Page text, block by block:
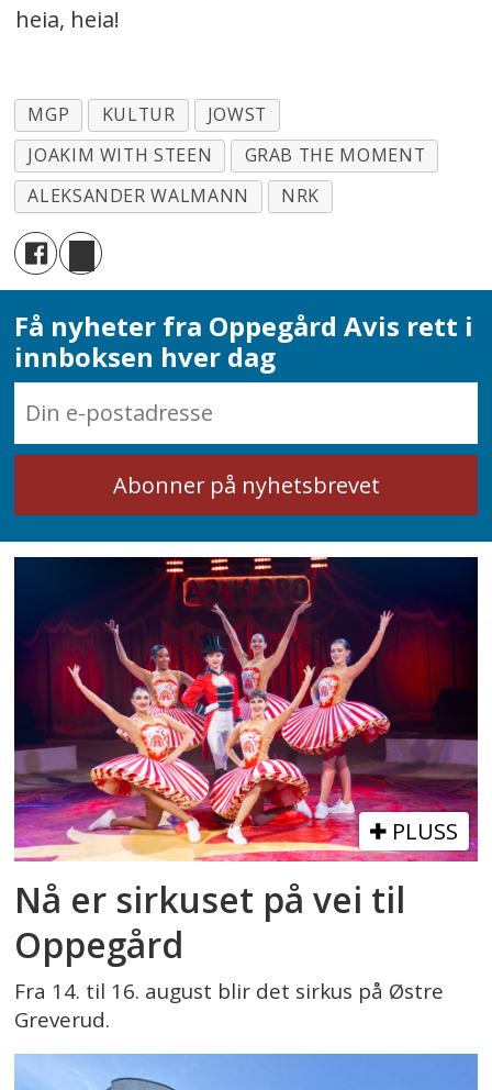
heia, heia!
MGP KULTUR
JOWST
JOAKIM WITH STEEN
GRAB THE MOMENT
ALEKSANDER WALMANN
NRK
Få nyheter fra Oppegård Avis rett i
innboksen hver dag
PLUSS
Nå er sirkuset på vei til
Oppegård
Fra 14. til 16. august blir det sirkus på Østre
Greverud.